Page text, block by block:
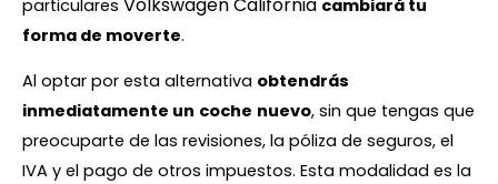
particulares
cambiará tu
forma de moverte.
Al optar por esta alternativa obtendrás
inmediatamente un coche nuevo, sin que tengas que
preocuparte de las revisiones, la póliza de seguros, el
IVA y el pago de otros impuestos. Esta modalidad es la